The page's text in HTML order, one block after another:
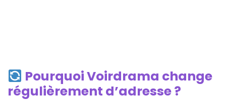
Pourquoi Voirdrama change
régulièrement d’adresse ?